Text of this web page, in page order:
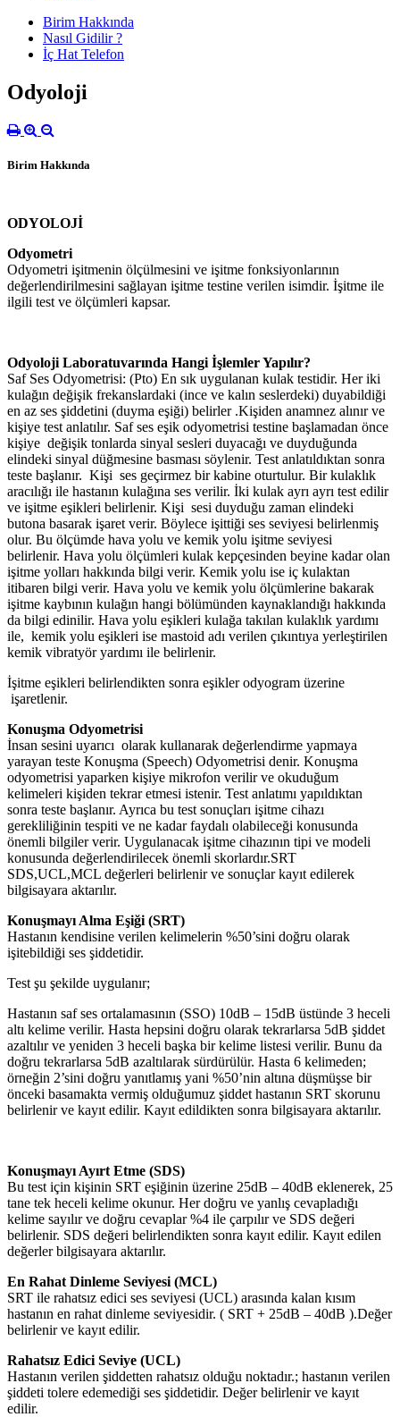
Birim Hakkında
Nasıl Gidilir ?
İç Hat Telefon
Odyoloji
Birim Hakkında
ODYOLOJİ
Odyometri
Odyometri işitmenin ölçülmesini ve işitme fonksiyonlarının
değerlendirilmesini sağlayan işitme testine verilen isimdir. İşitme ile
ilgili test ve ölçümleri kapsar.
Odyoloji Laboratuvarında Hangi İşlemler Yapılır?
Saf Ses Odyometrisi: (Pto) En sık uygulanan kulak testidir. Her iki
kulağın değişik frekanslardaki (ince ve kalın seslerdeki) duyabildiği
en az ses şiddetini (duyma eşiği) belirler .Kişiden anamnez alınır ve
kişiye test anlatılır. Saf ses eşik odyometrisi testine başlamadan önce
kişiye değişik tonlarda sinyal sesleri duyacağı ve duyduğunda
elindeki sinyal düğmesine basması söylenir. Test anlatıldıktan sonra
teste başlanır. Kişi ses geçirmez bir kabine oturtulur. Bir kulaklık
aracılığı ile hastanın kulağına ses verilir. İki kulak ayrı ayrı test edilir
ve işitme eşikleri belirlenir. Kişi sesi duyduğu zaman elindeki
butona basarak işaret verir. Böylece işittiği ses seviyesi belirlenmiş
olur. Bu ölçümde hava yolu ve kemik yolu işitme seviyesi
belirlenir. Hava yolu ölçümleri kulak kepçesinden beyine kadar olan
işitme yolları hakkında bilgi verir. Kemik yolu ise iç kulaktan
itibaren bilgi verir. Hava yolu ve kemik yolu ölçümlerine bakarak
işitme kaybının kulağın hangi bölümünden kaynaklandığı hakkında
da bilgi edinilir. Hava yolu eşikleri kulağa takılan kulaklık yardımı
ile, kemik yolu eşikleri ise mastoid adı verilen çıkıntıya yerleştirilen
kemik vibratyör yardımı ile belirlenir.
İşitme eşikleri belirlendikten sonra eşikler odyogram üzerine
işaretlenir.
Konuşma Odyometrisi
İnsan sesini uyarıcı olarak kullanarak değerlendirme yapmaya
yarayan teste Konuşma (Speech) Odyometrisi denir. Konuşma
odyometrisi yaparken kişiye mikrofon verilir ve okuduğum
kelimeleri kişiden tekrar etmesi istenir. Test anlatımı yapıldıktan
sonra teste başlanır. Ayrıca bu test sonuçları işitme cihazı
gerekliliğinin tespiti ve ne kadar faydalı olabileceği konusunda
önemli bilgiler verir. Uygulanacak işitme cihazının tipi ve modeli
konusunda değerlendirilecek önemli skorlardır.SRT
SDS,UCL,MCL değerleri belirlenir ve sonuçlar kayıt edilerek
bilgisayara aktarılır.
Konuşmayı Alma Eşiği (SRT)
Hastanın kendisine verilen kelimelerin %50’sini doğru olarak
işitebildiği ses şiddetidir.
Test şu şekilde uygulanır;
Hastanın saf ses ortalamasının (SSO) 10dB – 15dB üstünde 3 heceli
altı kelime verilir. Hasta hepsini doğru olarak tekrarlarsa 5dB şiddet
azaltılır ve yeniden 3 heceli başka bir kelime listesi verilir. Bunu da
doğru tekrarlarsa 5dB azaltılarak sürdürülür. Hasta 6 kelimeden;
örneğin 2’sini doğru yanıtlamış yani %50’nin altına düşmüşse bir
önceki basamakta vermiş olduğumuz şiddet hastanın SRT skorunu
belirlenir ve kayıt edilir. Kayıt edildikten sonra bilgisayara aktarılır.
Konuşmayı Ayırt Etme (SDS)
Bu test için kişinin SRT eşiğinin üzerine 25dB – 40dB eklenerek, 25
tane tek heceli kelime okunur. Her doğru ve yanlış cevapladığı
kelime sayılır ve doğru cevaplar %4 ile çarpılır ve SDS değeri
belirlenir. SDS değeri belirlendikten sonra kayıt edilir. Kayıt edilen
değerler bilgisayara aktarılır.
En Rahat Dinleme Seviyesi (MCL)
SRT ile rahatsız edici ses seviyesi (UCL) arasında kalan kısım
hastanın en rahat dinleme seviyesidir. ( SRT + 25dB – 40dB ).Değer
belirlenir ve kayıt edilir.
Rahatsız Edici Seviye (UCL)
Hastanın verilen şiddetten rahatsız olduğu noktadır.; hastanın verilen
şiddeti tolere edemediği ses şiddetidir. Değer belirlenir ve kayıt
edilir.